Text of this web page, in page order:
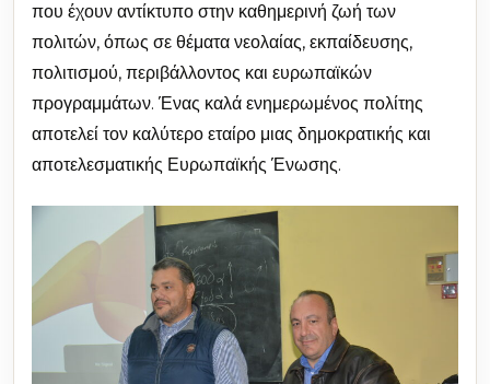
που έχουν αντίκτυπο στην καθημερινή ζωή των
πολιτών, όπως σε θέματα νεολαίας, εκπαίδευσης,
πολιτισμού, περιβάλλοντος και ευρωπαϊκών
προγραμμάτων. Ένας καλά ενημερωμένος πολίτης
αποτελεί τον καλύτερο εταίρο μιας δημοκρατικής και
αποτελεσματικής Ευρωπαϊκής Ένωσης.